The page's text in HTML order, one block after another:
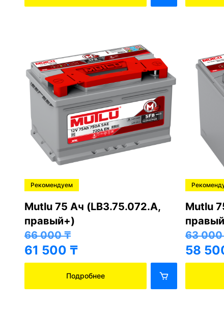
Рекомендуем
Mutlu 75 Ач (LB3.75.072.A,
правый+)
66 000₸
61 500 ₸
Подробнее
Mutlu
63 000
58